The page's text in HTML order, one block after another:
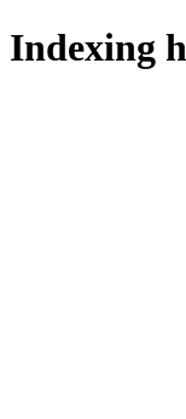
Indexing